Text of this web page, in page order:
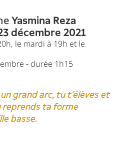
Yasmina Reza
décembre 2021
le mardi à 19h et le
- durée 1h15
grand arc, tu t’élèves et
reprends ta forme
basse.